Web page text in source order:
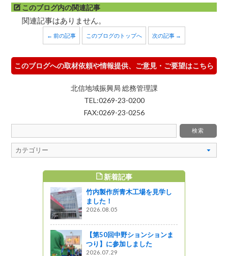
このブログ内の関連記事
関連記事はありません。
← 前の記事 このブログのトップへ 次の記事 →
このブログへの取材依頼や情報提供、ご意見・ご要望はこちら
北信地域振興局 総務管理課
TEL:0269-23-0200
FAX:0269-23-0256
新着記事
竹内製作所青木工場を見学し
ました！
2026.08.05
【第50回中野ションションま
つり】に参加しました
2026.07.29